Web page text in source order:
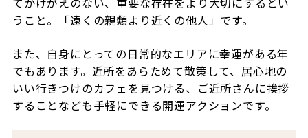
うこと。「遠くの親類より近くの他人」です。
また、自身にとっての日常的なエリアに幸運がある年
でもあります。近所をあらためて散策して、居心地の
いい行きつけのカフェを見つける、ご近所さんに挨拶
することなども手軽にできる開運アクションです。